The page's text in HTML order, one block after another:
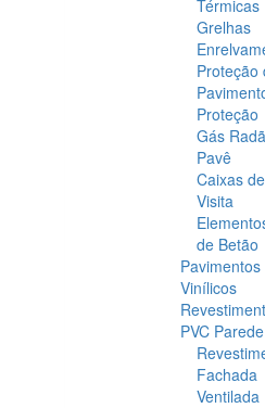
Térmicas
Grelhas
Proteção
Proteção
Gás
Pavê
Caixas de
Visita
de Betão
Pavimentos
Vinílicos
PVC Parede
Fachada
Ventilada